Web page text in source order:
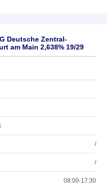
Deutsche Zentral-
am Main 2,638% 19/29
/
/
08:00-17:30